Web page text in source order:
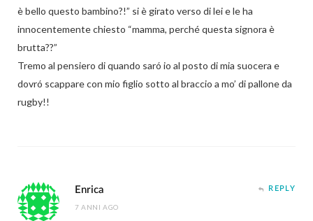
è bello questo bambino?!” si è girato verso di lei e le ha
innocentemente chiesto “mamma, perché questa signora è
brutta??”
Tremo al pensiero di quando saró io al posto di mia suocera e
dovró scappare con mio figlio sotto al braccio a mo’ di pallone da
rugby!!
Enrica
7 ANNI AGO
REPLY